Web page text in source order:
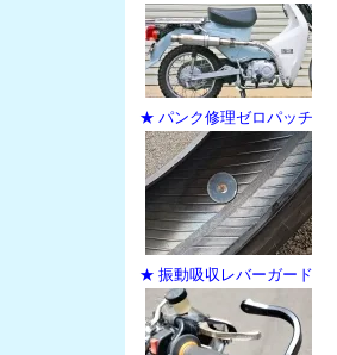
★ パンク修理ゼロパッチ
★ 振動吸収レバーガード